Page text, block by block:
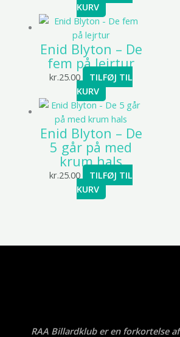
KURV
Enid Blyton – De
fem på lejrtur
kr.25.00
TILFØJ TIL
KURV
Enid Blyton – De
5 går på med
krum hals
kr.25.00
TILFØJ TIL
KURV
RAA Billardklub er en forkortelse af